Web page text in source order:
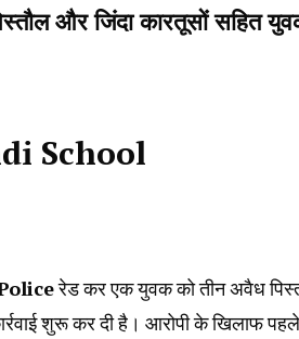
और जिंदा कारतूसों सहित
School
रेड कर एक युवक को तीन अवैध
शुरू कर दी है। आरोपी के खिलाफ